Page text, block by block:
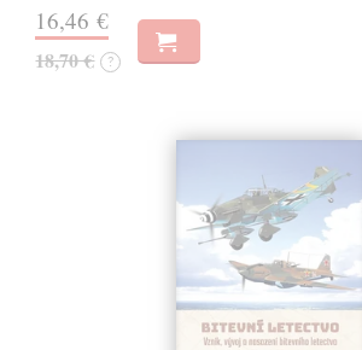
16,46 €
18,70 € ?